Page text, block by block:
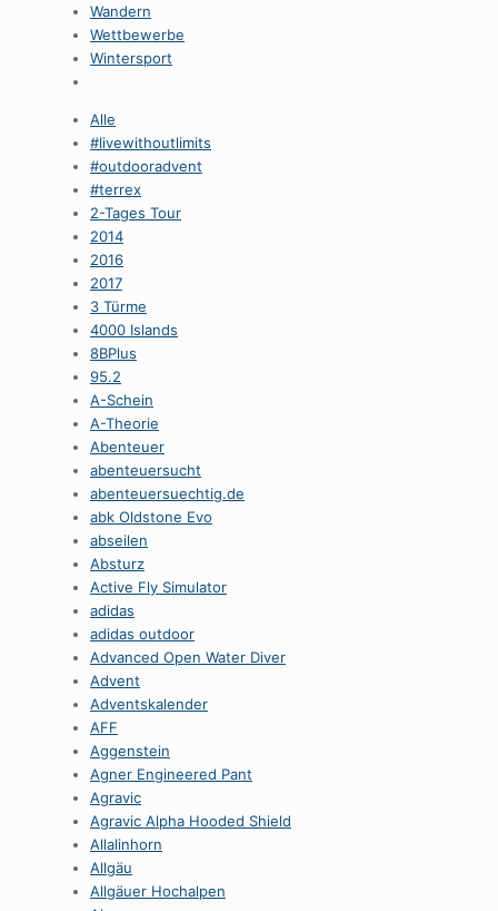
Wandern
Wettbewerbe
Wintersport
Alle
#livewithoutlimits
#outdooradvent
#terrex
2-Tages Tour
2014
2016
2017
3 Türme
4000 Islands
8BPlus
95.2
A-Schein
A-Theorie
Abenteuer
abenteuersucht
abenteuersuechtig.de
abk Oldstone Evo
abseilen
Absturz
Active Fly Simulator
adidas
adidas outdoor
Advanced Open Water Diver
Advent
Adventskalender
AFF
Aggenstein
Agner Engineered Pant
Agravic
Agravic Alpha Hooded Shield
Allalinhorn
Allgäu
Allgäuer Hochalpen